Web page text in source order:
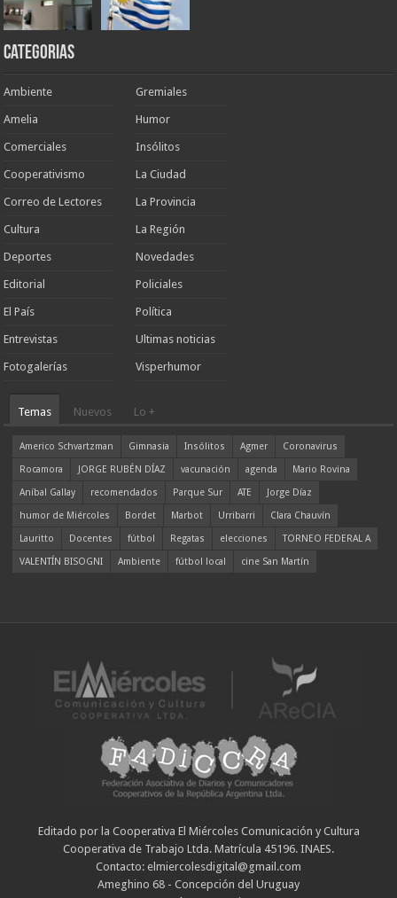
Categorias
Ambiente
Amelia
Comerciales
Cooperativismo
Correo de Lectores
Cultura
Deportes
Editorial
El País
Entrevistas
Fotogalerías
Gremiales
Humor
Insólitos
La Ciudad
La Provincia
La Región
Novedades
Policiales
Política
Ultimas noticias
Visperhumor
Temas Nuevos Lo +
Americo Schvartzman Gimnasia Insólitos Agmer
Coronavirus
Rocamora
JORGE RUBÉN DÍAZ vacunación agenda
Mario Rovina
Aníbal Gallay
recomendados Parque Sur ATE
Jorge Díaz
humor de Miércoles
Bordet Marbot Urribarri
Clara Chauvín
Lauritto
Docentes fútbol Regatas elecciones
TORNEO FEDERAL A
VALENTÍN BISOGNI
Ambiente fútbol local cine San Martín
Editado por la Cooperativa El Miércoles Comunicación y Cultura
Cooperativa de Trabajo Ltda. Matrícula 45196. INAES.
Contacto: elmiercolesdigital@gmail.com
Ameghino 68 - Concepción del Uruguay